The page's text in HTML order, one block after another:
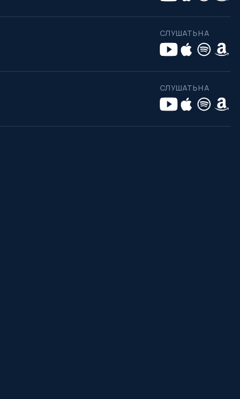
СЛУШАТЬ НА
СЛУШАТЬ НА